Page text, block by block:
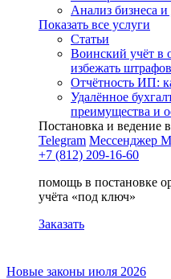
Анализ бизнеса и
Показать все услуги
Статьи
Воинский учёт в
избежать штрафов
Отчётность ИП:
Удалённое
преимущества и
Постановка и ведение
Telegram Мессенджер
+7 (812) 209-16-60
помощь в постановке
учёта «под ключ»
Заказать
Новые законы июля 2026